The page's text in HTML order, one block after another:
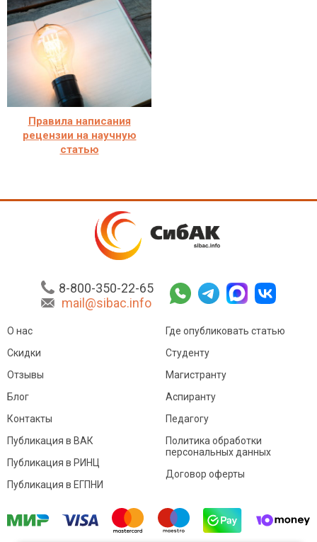
Правила написания
рецензии на научную
статью
8-800-350-22-65
mail@sibac.info
О нас
Скидки
Отзывы
Блог
Контакты
Где опубликовать статью
Студенту
Магистранту
Аспиранту
Педагогу
Публикация в ВАК
Публикация в РИНЦ
Публикация в ЕГПНИ
Политика обработки
персональных данных
Договор оферты